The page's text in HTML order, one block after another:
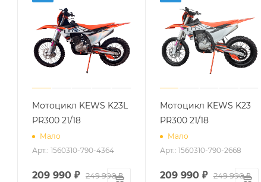
Мотоцикл KEWS K23L
PR300 21/18
Мало
Арт.: 1560310-790-4364
209 990 ₽ 249 990₽
Мотоцикл KEWS K23
PR300 21/18
Мало
Арт.: 1560310-790-2668
209 990₽ 249 990₽